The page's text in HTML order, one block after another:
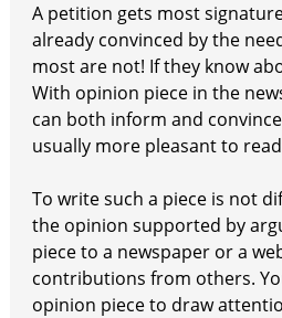
A petition gets most
already convinced by the
most are not! If they know
With opinion piece in the
can both inform and
usually more pleasant to
To write such a piece is not
the opinion supported by
piece to a newspaper or a
contributions from others.
opinion piece to draw